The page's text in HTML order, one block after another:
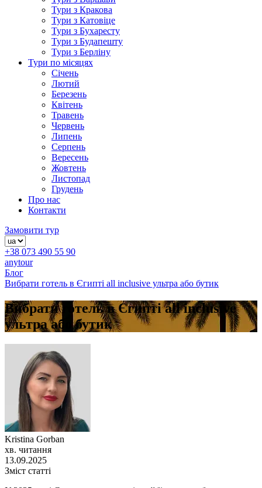
Тури з Кракова
Тури з Катовіце
Тури з Бухаресту
Тури з Будапешту
Тури з Берліну
Тури по місяцях
Січень
Лютий
Березень
Квітень
Травень
Червень
Липень
Серпень
Вересень
Жовтень
Листопад
Грудень
Про нас
Контакти
Замовити тур
+38 073 490 55 90
anytour
Блог
Вибрати готель в Єгипті all inclusive ультра або бутик
Вибрати готель в Єгипті all inclusive
ультра або бутик
Kristina Gorban
хв. читання
13.09.2025
Зміст статті